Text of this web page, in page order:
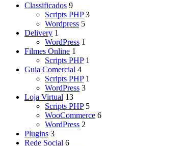
Classificados 9
Scripts PHP 3
Wordpress 5
Delivery 1
WordPress 1
Filmes Online 1
Scripts PHP 1
Guia Comercial 4
Scripts PHP 1
WordPress 3
Loja Virtual 13
Scripts PHP 5
WooCommerce 6
WordPress 2
Plugins 3
Rede Social 6